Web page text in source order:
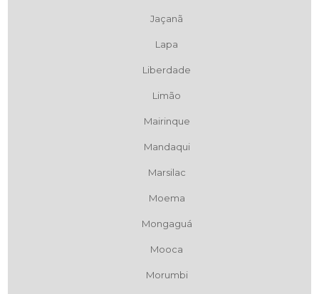
Jaçanã
Lapa
Liberdade
Limão
Mairinque
Mandaqui
Marsilac
Moema
Mongaguá
Mooca
Morumbi